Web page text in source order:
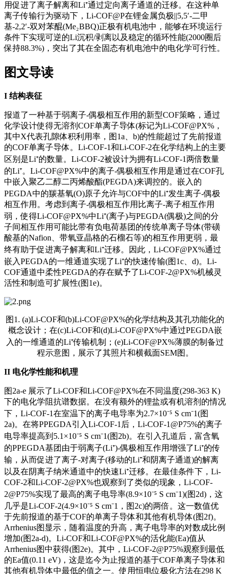
用促进了离子解离和Li⁺通过定向离子通道的迁移。在这种单
离子传输行为驱动下，Li-COF@P在锂金属负极||5,5′-二甲
基-2,2′-双对苯醌(Me₂BBQ)正极有机电池中，能够在环境运行
条件下实现可逆的Li沉积/剥离以及稳定的循环性能(2000圈后
保持88.3%)，突出了其在全固态有机电池中的电化学可行性。
图文导读
I 结构表征
报道了一种基于弱离子-偶极相互作用的新型COF策略，通过
化学设计使得无溶剂COF单离子导体(标记为Li-COF@PX%，
其中X代表孔隙体积利用率，图1a、b)的性能超过了先前报道
的COF单离子导体。Li-COF-1和Li-COF-2在化学结构上的主要
区别是Li⁺的数量。Li-COF-2被设计为拥有Li-COF-1两倍数量
的Li⁺。Li-COF@PX%中的离子-偶极相互作用是通过在COF孔
中嵌入聚乙二醇二丙烯酸酯(PEGDA)来调控的。嵌入的
PEGDA中的羰基氧(O)原子允许与COF中的Li⁺发生离子-偶极
相互作用。考虑到离子-偶极相互作用比离子-离子相互作用
弱，使得Li-COF@PX%中Li⁺(离子)与PEGDA(偶极)之间的分
子间相互作用可能比带有负电荷基团的传统单离子导体(带磺
酸基的Nafion、带氧亚晶格的石榴石等)的相互作用更弱，最
终有助于促进离子解离和Li⁺迁移。因此，Li-COF@PX%通过
嵌入PEGDA的一维通道实现了Li⁺的快速传输(图1c、d)。Li-
COF通道中柔性PEGDA的存在赋予了Li-COF-2@PX%机械灵
活性和制造可扩展性(图1e)。
图1. (a)Li-COF和(b)Li-COF@PX%的化学结构及其孔功能化的
概念设计；在(c)Li-COF和(d)Li-COF@PX%中通过PEGDA嵌
入的一维通道的Li⁺传输机制；(e)Li-COF@PX%薄膜的制备过
程示意图，展示了其照片和横截面SEM图。
II 电化学性能和机理
图2a-e 展示了Li-COF和Li-COF@PX%在不同温度(298-363 K)
下的电化学阻抗谱数据。在没有额外的锂盐或有机溶剂的情况
下，Li-COF-1在室温下的离子电导率为2.7×10⁻⁵ S cm⁻1(图
2a)。在将PPEGDA引入Li-COF-1后，Li-COF-1@P75%的离子
电导率提高到5.1×10⁻⁵ S cm⁻1(图2b)。在引入孔道后，富含氧
的PPEGDA基团由于弱离子(Li⁺)-偶极相互作用增强了Li⁺的传
输，从而促进了离子-对离子(移动的Li⁺和阴离子通道)的解离
以及在阴离子纳米通道中的快速Li⁺迁移。在最佳条件下，Li-
COF-2和Li-COF-2@PX%也观察到了类似的现象，Li-COF-
2@P75%实现了最高的离子电导率(8.9×10⁻⁵ S cm⁻1)(图2d)，这
几乎是Li-COF-2(4.9×10⁻⁵ S cm⁻1，图2c)的两倍。这一数值优
于先前报道的基于COF的单离子导体和其他有机导体(图2f)。
Arrhenius图显示，随着温度的升高，离子电导率的对数成比例
增加(图2a-d)。Li-COF和Li-COF@PX%的活化能(Ea)值从
Arrhenius图中获得(图2e)。其中，Li-COF-2@P75%观察到最低
的Ea值(0.11 eV)，这是迄今为止报道的基于COF单离子导体和
其他有机导体中最低的值之一。使用恒电位极化方法在298 K